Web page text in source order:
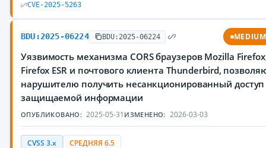
CVE-2025-5263
BDU:2025-06224 BDU:2025-06224 MEDIUM
Уязвимость механизма CORS браузеров Mozilla
Firefox ESR и почтового клиента Thunderbird,
нарушителю получить несанкционированный доступ
защищаемой информации
ОПУБЛИКОВАНО: 2025-05-31 ИЗМЕНЕНО: 2026-03-03
CVSS 3.x СРЕДНЯЯ 6.5